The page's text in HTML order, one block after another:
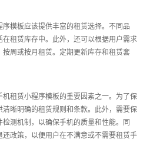
模板应该提供丰富的租赁选择。不同品
租赁库存中。此外，还可以根据用户需求
周或按月租赁。定期更新库存和租赁套
租赁小程序模板的重要因素之一。为了保
晰明确的租赁规则和条款。此外，需要保
测机制，以确保手机的质量和性能。同
政策，以便用户在不满意或不需要租赁手